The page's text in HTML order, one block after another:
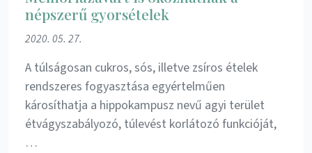
népszerű gyorsételek
2020. 05. 27.
A túlságosan cukros, sós, illetve zsíros ételek
rendszeres fogyasztása egyértelműen
károsíthatja a hippokampusz nevű agyi terület
étvágyszabályozó, túlevést korlátozó funkcióját,
…